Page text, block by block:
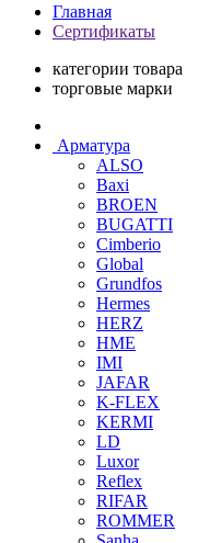
Главная
Сертификаты
категории товара
торговые марки
Арматура
ALSO
Baxi
BROEN
BUGATTI
Cimberio
Global
Grundfos
Hermes
HERZ
HME
IMI
JAFAR
K-FLEX
KERMI
LD
Luxor
Reflex
RIFAR
ROMMER